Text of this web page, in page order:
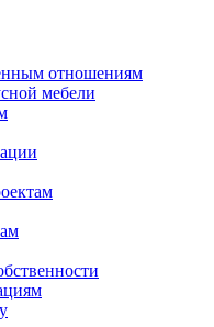
отношениям
мебели